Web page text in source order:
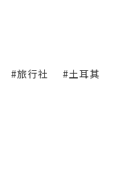
#旅行社 #土耳其